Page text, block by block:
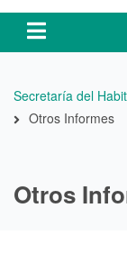
Ruta
de
Secretaría del
Otros Informes
Otros